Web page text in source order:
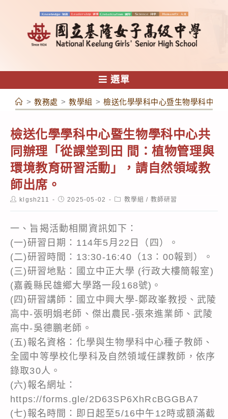
容
選單
> 教務處 > 教學組 > 檢送化學學科中心暨生物學科中心
檢送化學學科中心暨生物學科中心共
同辦理「從課堂到田 間：植物管理與
環境教育研習活動」，請自然領域教
師出席。
Postklgsh211
Post2025-05-02
Post教學組 / 教師研習
一、旨揭活動相關資訊如下：
(一)研習日期：114年5月22日（四）。
(二)研習時間：13:30-16:40（13：00報到）。
(三)研習地點：國立中正大學 (行政大樓簡報室)
(嘉義縣民雄鄉大學路一段168號)。
(四)研習講師：國立中興大學-鄭政峯教授、武陵
高中-張明娟老師、傑出農民-張來進業師、武陵
高中-吳德鵬老師。
(五)報名資格：化學與生物學科中心種子教師、
全國中等學校化學科及自然領域任課教師，依序
錄取30人。
(六)報名網址：
https://forms.gle/2D63SP6XhRcBGGBA7
(七)報名時間：即日起至5/16中午12時或額滿截